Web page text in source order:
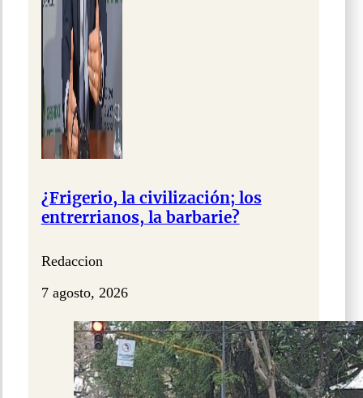
¿Frigerio, la civilización; los
entrerrianos, la barbarie?
Redaccion
7 agosto, 2026